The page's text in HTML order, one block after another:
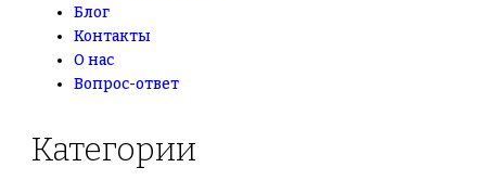
Блог
Контакты
О нас
Вопрос-ответ
Категории